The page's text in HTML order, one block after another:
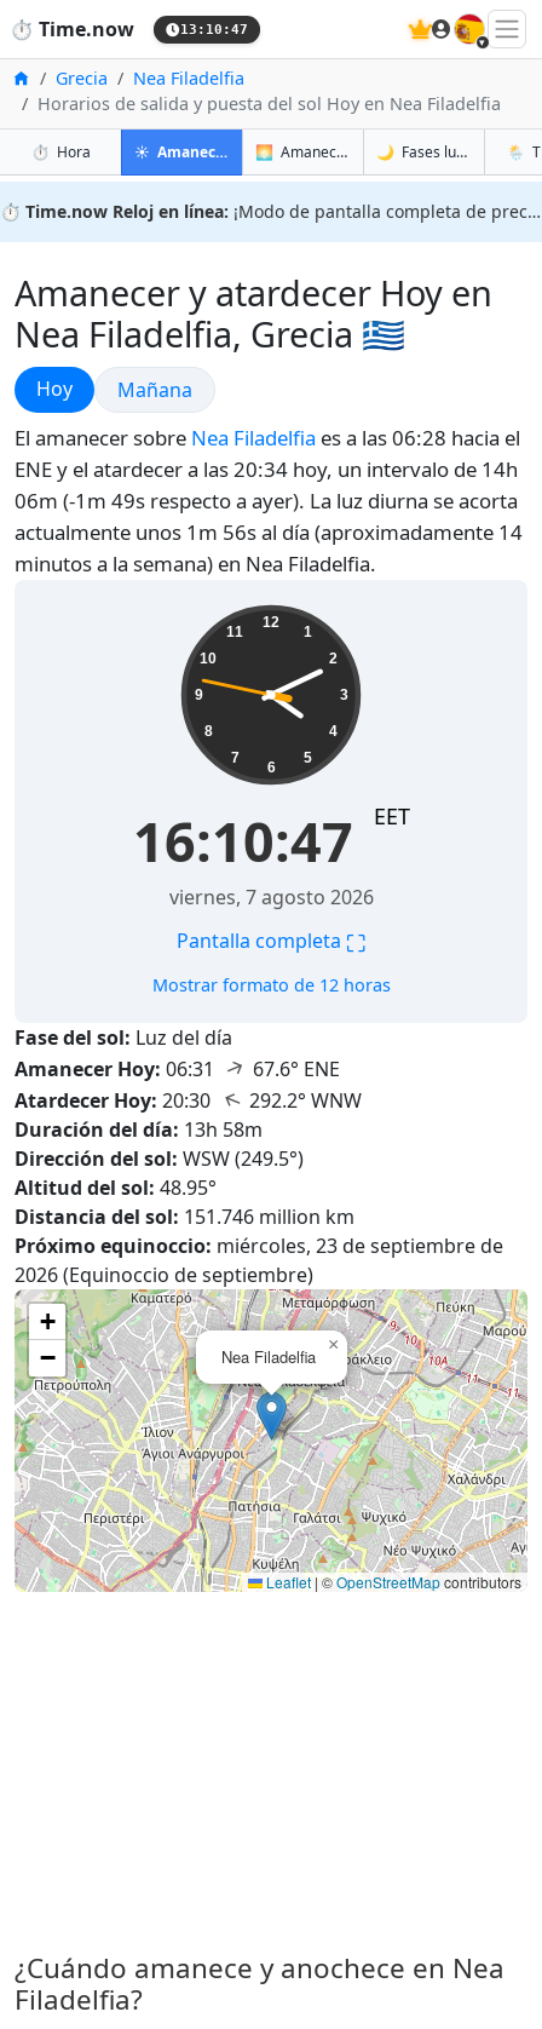
⏱️ Time.now 13:10:48 🇪🇸
InicioGrecia
Nea Filadelfia
Horarios de salida y puesta del sol Hoy en Nea Filadelfia
⏱️ Horaen Nea Filadelfia
☀️ Amanecer y atardecer en Nea Filadelfia
🌅 Amanecer y atardecer mañana en
🌙 Fases lunares en
🌦️
⏱️ Time.now Reloj en línea: ¡Modo de pantalla completa de precisión!
Amanecer y atardecer Hoy en
Nea Filadelfia, Grecia 🇬🇷
Amanecer y atardecer
Hoy Amanecer y atardecer
Mañana
El amanecer sobre Nea Filadelfia es a las 06:28 hacia el
ENE y el atardecer a las 20:34 hoy, un intervalo de 14h
06m (-1m 49s respecto a ayer). La luz diurna se acorta
actualmente unos 1m 56s al día (aproximadamente 14
minutos a la semana) en Nea Filadelfia.
12
1
2
3
4
5
6
7
8
9
10
11
16:10:48 EET
viernes, 7 agosto 2026
Pantalla completa ⛶
Mostrar formato de 12 horas
Fase del sol: Luz del día
Amanecer Hoy: 06:31 ↑ 67.6° ENE
Atardecer Hoy: 20:30 ↑ 292.2° WNW
Duración del día: 13h 58m
Dirección del sol: WSW (249.5°)
Altitud del sol: 48.95°
Distancia del sol: 151.746 million km
Próximo equinoccio: miércoles, 23 de septiembre de
2026 (Equinoccio de septiembre)
Nea Filadelfia
×
+
−
Leaflet | ©OpenStreetMapcontributors
¿Cuándo amanece y anochece en Nea
Filadelfia?